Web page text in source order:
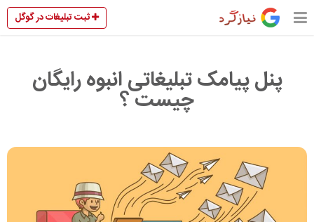
ثبت تبلیغات در گوگل
پنل پیامک تبلیغاتی انبوه رایگان
چیست ؟